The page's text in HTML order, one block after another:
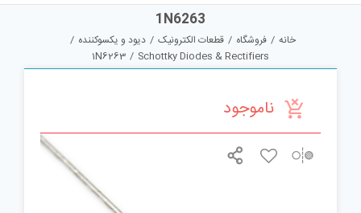
1N6263
خانه / فروشگاه / قطعات الکترونیک / دیود و یکسوکننده /
Schottky Diodes & Rectifiers
/
1N6263
ناموجود